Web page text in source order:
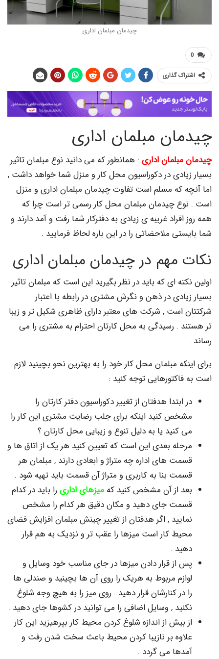
چیدمان مبلمان اداری
گذاری
مبلمان اداری
اداری: همانطور که می دانید نوع مبلمان تاثیر
در دکوراسیون محل کار و منزل شما خواهد داشت ,
که مسلم است تفاوت چیدمان مبلمان اداری و منزل
چیدمان مبلمان محل کار رسمی تر است چرا که
غریبه ی زیادی به دفترکار شما رفت و آمد دارند و
ملاحضاتی را در این باره لحاظ فرمایید .
مهم در چیدمان مبلمان اداری
ای که باید در نظر بگیرید این است که مبلمان تاثیر
در ذهن و نگرش مشتری در رابطه با اعتبار
است , شرکت های معتبر دارای ظاهری شکیل تر و زیبا
. رسیدگی به محل کارتان احترام به مشتری را می
مبلمان محل کار خود را به بهترین نحو بچینید لازم
توجه کنید :
ابتدا هدفتان از تغییر دکوراسیون دفتر کارتان را
کنید اینکه برای جلب رضایت مشتری این کار را
کنید یا به دلیل تنوع و زیبایی محل کارتان ؟
بعدی این است که تعیین کنید هر یک از اتاق ها و
های اداره چه متراژ و ابعادی دارند , مبلمان هر
بنا به کاربری و متراژ آن قسمت باید تهیه شود .
از آن مشخص کنید کهمیزهای اداریرا باید در کدام
جای دهید و مکان دقیق هر کدام را مشخص
, اگر هدفتان از تغییر چینش مبلمان افزایش فضای
کار است میزها را عقب تر و نزدیک به هم قرار
از قرار دادن میزها در جای مناسب خود وسایل و
مربوط به هریک را روی آن ها بچینید و صندلی ها
در کنارشان قرار دهید . روی میز را به هیچ وجه شلوغ
, وسایل اضافی را می توانید در کشوها جای دهید .
بیش از اندازه شلوغ کردن محیط کار بپرهیزید این کار
بر نازیبا کردن محیط باعث سخت شدن رفت و
می گردد .